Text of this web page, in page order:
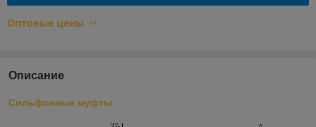
Оптовые цены
Описание
Сильфонные муфты